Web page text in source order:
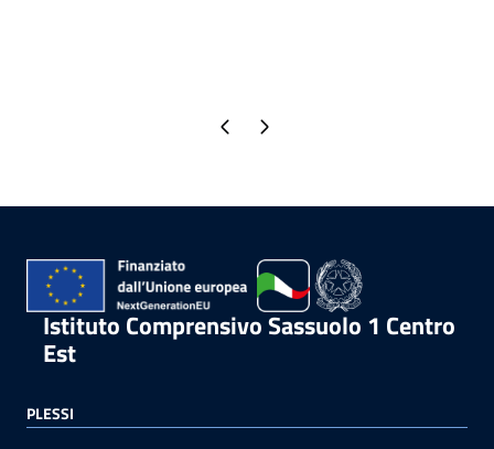
Pagina precedente
Pagina successiva
Istituto Comprensivo Sassuolo 1 Centro
Est
PLESSI